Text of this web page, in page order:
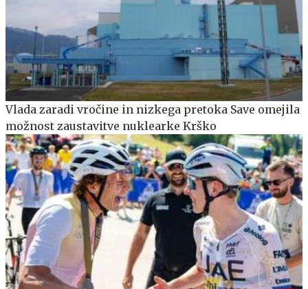
Vlada zaradi vročine in nizkega pretoka Save omejila
možnost zaustavitve nuklearke Krško